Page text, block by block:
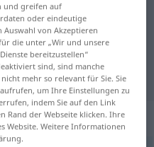
für
Übersetzung
und greifen auf
oder eindeutige
von Akzeptieren
die unter „Wir und unsere
bereitzustellen“
sind, sind manche
mehr so relevant für Sie. Sie
um Ihre Einstellungen zu
indem Sie auf den Link
Rand der Webseite klicken. Ihre
Website. Weitere Informationen